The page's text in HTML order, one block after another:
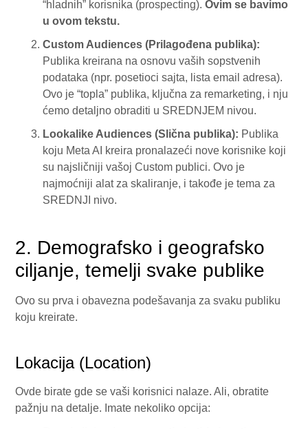
“hladnih” korisnika (prospecting).Ovim se bavimo
u ovom tekstu.
Custom Audiences (Prilagođena publika):
Publika kreirana na osnovu vaših sopstvenih
podataka (npr. posetioci sajta, lista email adresa).
Ovo je “topla” publika, ključna za remarketing, i nju
ćemo detaljno obraditi u SREDNJEM nivou.
Lookalike Audiences (Slična publika): Publika
koju Meta AI kreira pronalazeći nove korisnike koji
su najsličniji vašoj Custom publici. Ovo je
najmoćniji alat za skaliranje, i takođe je tema za
SREDNJI nivo.
2. Demografsko i geografsko
ciljanje, temelji svake publike
Ovo su prva i obavezna podešavanja za svaku publiku
koju kreirate.
Lokacija (Location)
Ovde birate gde se vaši korisnici nalaze. Ali, obratite
pažnju na detalje. Imate nekoliko opcija: